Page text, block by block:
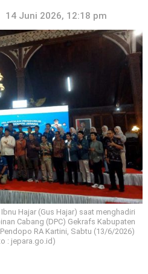
14 Juni 2026, 12:18 pm
Hajar (Gus Hajar) saat menghadiri
Cabang (DPC) Gekrafs Kabupaten
RA Kartini, Sabtu (13/6/2026)
: jepara.go.id)